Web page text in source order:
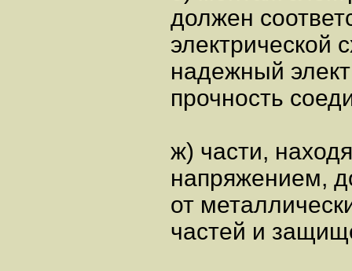
должен
электрической
надежный
прочность
ж) части,
напряжением,
от
частей и